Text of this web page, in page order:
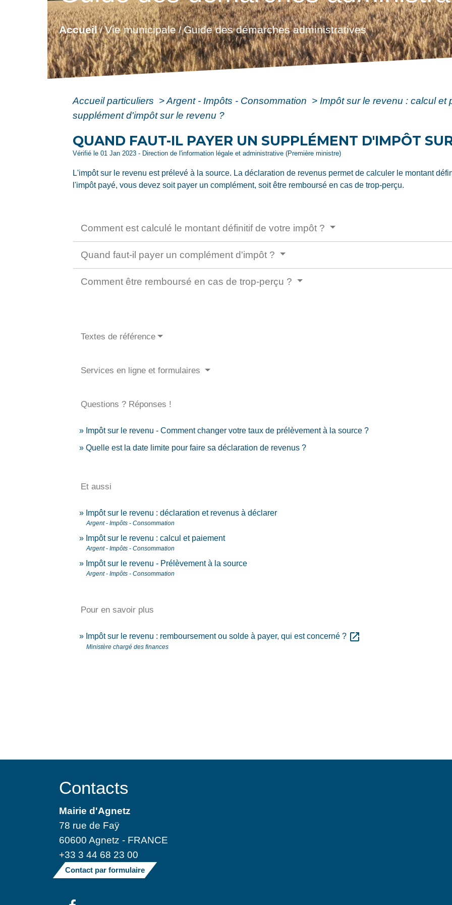
Accueil/Vie municipale/Guide des démarches administratives
Accueil particuliers >Argent - Impôts - Consommation > Impôt sur le revenu : calcul et
supplément d'impôt sur le revenu ?
QUAND FAUT-IL PAYER UN SUPPLÉMENT D'IMPÔT
Vérifié le 01 Jan 2023 - Direction de l'information légale et administrative (Première ministre)
L'impôt sur le revenu est prélevé à la source. La déclaration de revenus permet de calculer le montant
l'impôt payé, vous devez soit payer un complément, soit être remboursé en cas de trop-perçu.
Comment est calculé le montant définitif de votre impôt ?
Quand faut-il payer un complément d'impôt ?
Comment être remboursé en cas de trop-perçu ?
Textes de référence
Services en ligne et formulaires
Questions ? Réponses !
Impôt sur le revenu - Comment changer votre taux de prélèvement à la source ?
Quelle est la date limite pour faire sa déclaration de revenus ?
Et aussi
Impôt sur le revenu : déclaration et revenus à déclarer
Argent - Impôts - Consommation
Impôt sur le revenu : calcul et paiement
Argent - Impôts - Consommation
Impôt sur le revenu - Prélèvement à la source
Argent - Impôts - Consommation
Pour en savoir plus
Impôt sur le revenu : remboursement ou solde à payer, qui est concerné ? open_in_new
Ministère chargé des finances
Contacts
Mairie d'Agnetz
78 rue de Faÿ
60600 Agnetz - FRANCE
+33 3 44 68 23 00
Contact par formulaire